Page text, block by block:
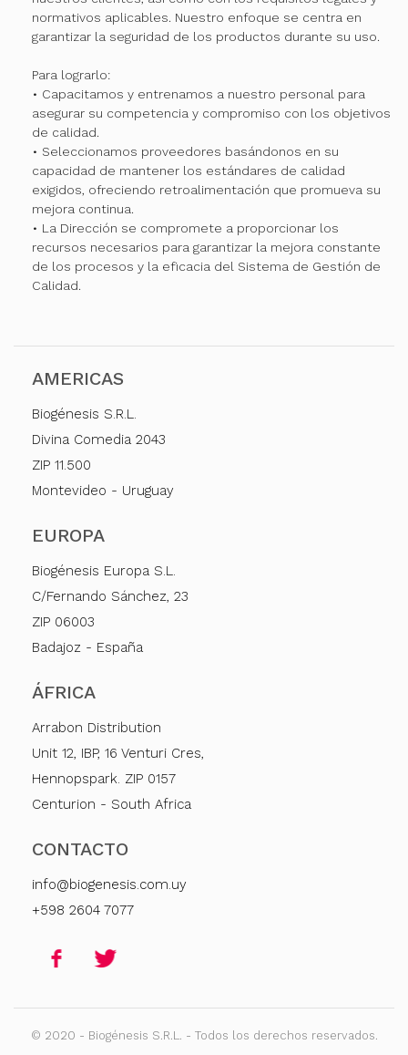
normativos aplicables. Nuestro enfoque se centra en
garantizar la seguridad de los productos durante su uso.
Para lograrlo:
• Capacitamos y entrenamos a nuestro personal para
asegurar su competencia y compromiso con los objetivos
de calidad.
• Seleccionamos proveedores basándonos en su
capacidad de mantener los estándares de calidad
exigidos, ofreciendo retroalimentación que promueva su
mejora continua.
• La Dirección se compromete a proporcionar los
recursos necesarios para garantizar la mejora constante
de los procesos y la eficacia del Sistema de Gestión de
Calidad.
AMERICAS
Biogénesis S.R.L.
Divina Comedia 2043
ZIP 11.500
Montevideo - Uruguay
EUROPA
Biogénesis Europa S.L.
C/Fernando Sánchez, 23
ZIP 06003
Badajoz - España
ÁFRICA
Arrabon Distribution
Unit 12, IBP, 16 Venturi Cres,
Hennopspark. ZIP 0157
Centurion - South Africa
CONTACTO
info@biogenesis.com.uy
+598 2604 7077
© 2020 - Biogénesis S.R.L. - Todos los derechos reservados.